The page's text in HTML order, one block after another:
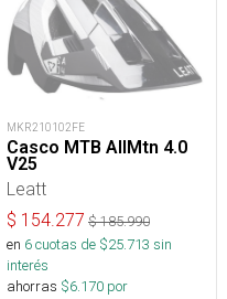
MKR210102FE
Casco MTB AllMtn 4.0
V25
Leatt
$ 154.277 $185.990
en 6cuotas de $25.713 sin
interés
ahorras $6.170 por